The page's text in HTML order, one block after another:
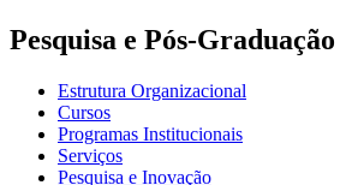
Pesquisa e Pós-Graduação
Estrutura Organizacional
Cursos
Programas Institucionais
Serviços
Pesquisa e Inovação